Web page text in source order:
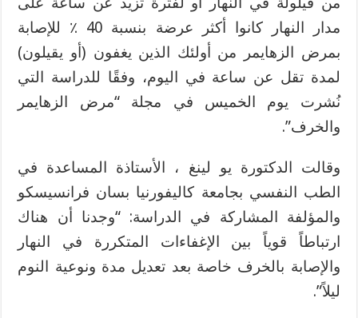
مدار النهار كانوا أكثر عرضة بنسبة 40 ٪ للإصابة
بمرض الزهايمر من أولئك الذين يغفون (أو يقيلون)
لمدة تقل عن ساعة في اليوم، وفقًا للدراسة التي
نُشرت يوم الخميس في مجلة “مرض الزهايمر
والخرف”.
وقالت الدكتورة يو لينغ ، الأستاذة المساعدة في
الطب النفسي بجامعة كاليفورنيا بسان فرانسيسكو
والمؤلفة المشاركة في الدراسة: “وجدنا أن هناك
ارتباطاً قوياً بين الإغفاءات المتكررة في النهار
والإصابة بالخرف خاصة بعد تعديل مدة ونوعية النوم
ليلاً”.